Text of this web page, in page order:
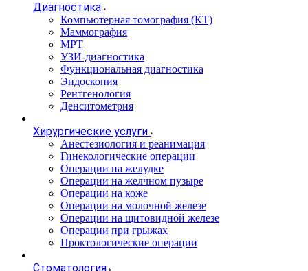
Диагностика
Компьютерная томография (КТ)
Маммография
МРТ
УЗИ-диагностика
Функциональная диагностика
Эндоскопия
Рентгенология
Денситометрия
Хирургические услуги
Анестезиология и реанимация
Гинекологические операции
Операции на желудке
Операции на желчном пузыре
Операции на коже
Операции на молочной железе
Операции на щитовидной железе
Операции при грыжах
Проктологические операции
Стоматология